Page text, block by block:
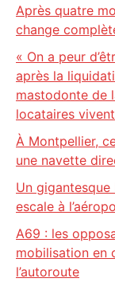
Après quatre
change
« On a peur
après la
mastodonte de
locataires
À Montpellier,
une navette
Un
escale à
A69 : les
mobilisation en
l’autoroute